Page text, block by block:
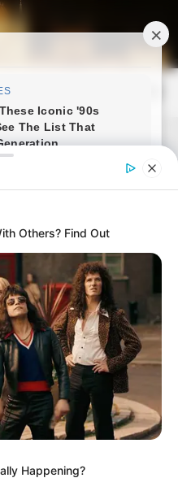
Others? Find Out
Happening?